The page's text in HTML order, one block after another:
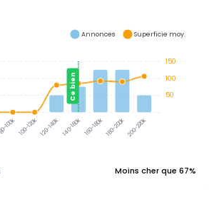
80-100k100-120k 120-140k 140-160k160-180k 180-200k200-220k
Ce bien
150
100
50
Annonces Superficie moy.
Moins cher que 67%